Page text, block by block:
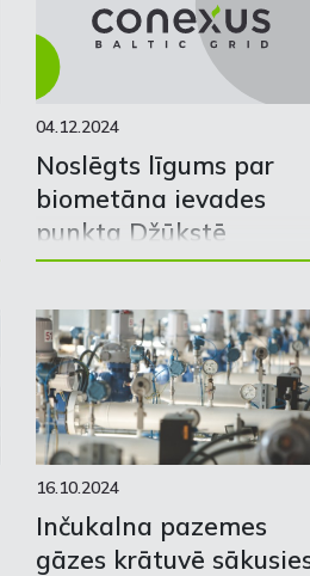
04.12.2024
Noslēgts līgums par
biometāna ievades
punkta Džūkstē
projektēšanu un
16.10.2024
Inčukalna pazemes
gāzes krātuvē